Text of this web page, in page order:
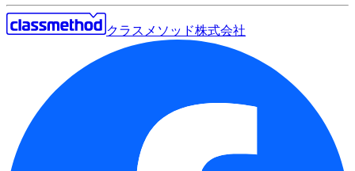
クラスメソッド株式会社